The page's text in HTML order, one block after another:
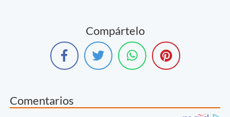
Compártelo
Comentarios